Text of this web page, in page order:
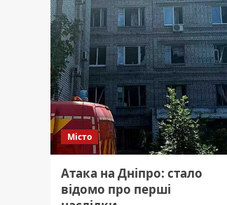
Місто
Атака на Дніпро: стало
відомо про перші